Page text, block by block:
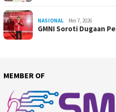
NASIONAL Mei 7, 2026
GMNI Soroti Dugaan
MEMBER OF